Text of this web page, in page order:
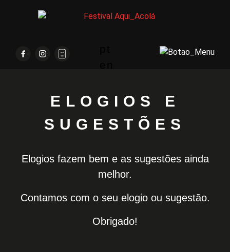
ELOGIOS E
SUGESTÕES
Elogios fazem bem e as sugestões ainda
melhor.
Contamos com o seu elogio ou sugestão.
Obrigado!